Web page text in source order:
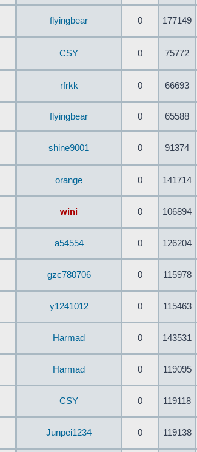
flyingbear 0 177149
CSY 0 75772
rfrkk 0 66693
flyingbear 0 65588
shine9001 0 91374
orange 0 141714
wini 0 106894
a54554 0 126204
gzc780706 0 115978
y1241012 0 115463
Harmad 0 143531
Harmad 0 119095
CSY 0 119118
Junpei1234 0 119138